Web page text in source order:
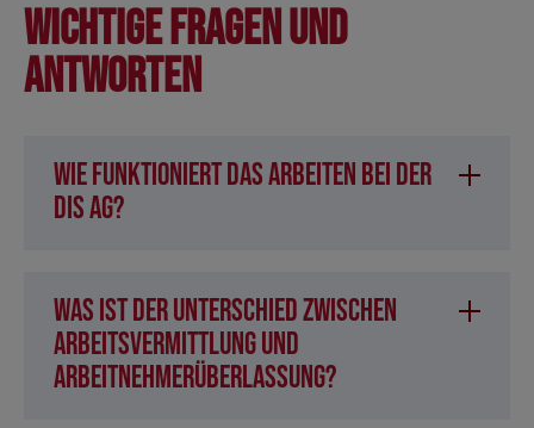
Wichtige Fragen und
Antworten
Wie funktioniert das Arbeiten bei der
DIS AG?
Was ist der Unterschied zwischen
Arbeitsvermittlung und
Arbeitnehmerüberlassung?